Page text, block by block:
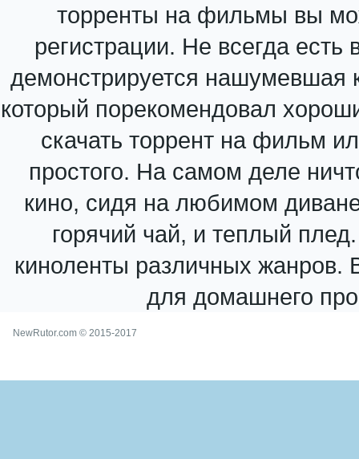
торренты на фильмы вы
регистрации. Не всегда есть
демонстрируется нашумевшая
который порекомендовал
скачать торрент на фильм
простого. На самом деле
кино, сидя на любимом
горячий чай, и теплый
киноленты различных жанров.
для домашнего
NewRutor.com © 2015-2017